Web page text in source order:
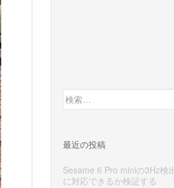
検
索:
最近の投稿
Sesame 6 Pro miniの3Hz検
に対応できるか検証する